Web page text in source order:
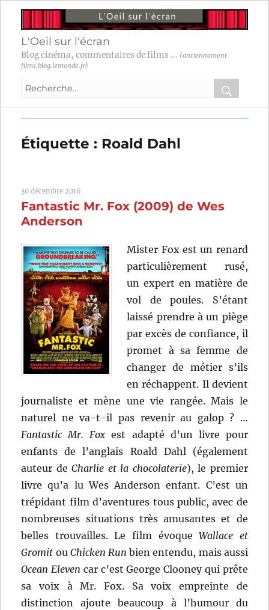
L'Oeil sur l'écran
Blog cinéma, commentaires de films ... (anciennement
films.blog.lemonde.fr)
Recherche
:
OK
Étiquette : Roald Dahl
30 décembre 2016
Fantastic Mr. Fox (2009) de Wes
Anderson
Mister Fox est un renard
particulièrement rusé,
un expert en matière de
vol de poules. S’étant
laissé prendre à un piège
par excès de confiance, il
promet à sa femme de
changer de métier s’ils
en réchappent. Il devient
journaliste et mène une vie rangée. Mais le
naturel ne va-t-il pas revenir au galop ? …
Fantastic Mr. Fox est adapté d’un livre pour
enfants de l’anglais Roald Dahl (également
auteur deCharlie et la chocolaterie), le premier
livre qu’a lu Wes Anderson enfant. C’est un
trépidant film d’aventures tous public, avec de
nombreuses situations très amusantes et de
belles trouvailles. Le film évoqueWallace et
Gromit ouChicken Run bien entendu, mais aussi
Ocean Eleven car c’est George Clooney qui prête
sa voix à Mr. Fox. Sa voix empreinte de
distinction ajoute beaucoup à l’humour du